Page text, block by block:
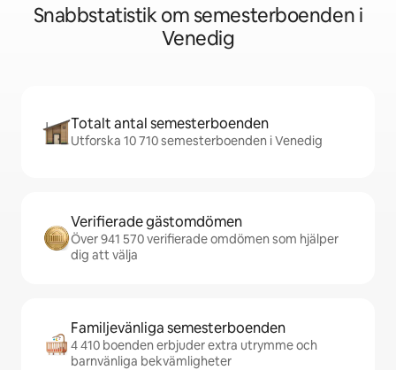
Snabbstatistik om semesterboenden i
Venedig
Totalt antal semesterboenden
Utforska 10 710 semesterboenden i Venedig
Verifierade gästomdömen
Över 941 570 verifierade omdömen som hjälper
dig att välja
Familjevänliga semesterboenden
4 410 boenden erbjuder extra utrymme och
barnvänliga bekvämligheter